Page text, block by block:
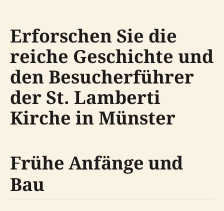
Erforschen Sie die
reiche Geschichte und
den Besucherführer
der St. Lamberti
Kirche in Münster
Frühe Anfänge und
Bau